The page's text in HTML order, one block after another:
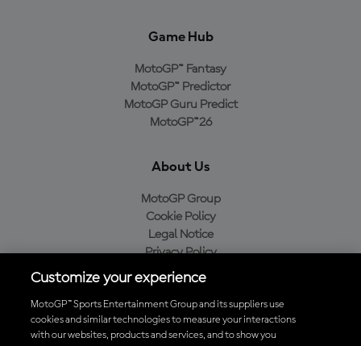
Game Hub
MotoGP™ Fantasy
MotoGP™ Predictor
MotoGP Guru Predict
MotoGP™26
About Us
MotoGP Group
Cookie Policy
Legal Notice
Privacy Policy
Purchase Policy
Baixe o aplicativo oficial da MotoGP™
Customize your experience
MotoGP™ Sports Entertainment Group and its suppliers use
cookies and similar technologies to measure your interactions
with our websites, products and services, and to show you